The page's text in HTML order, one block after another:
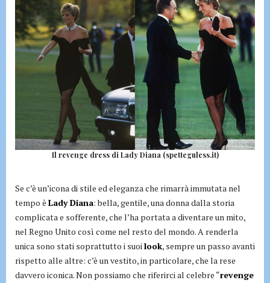
Il revenge dress di Lady Diana (spetteguless.it)
Se c’è un’icona di stile ed eleganza che rimarrà immutata nel
tempo è Lady Diana: bella, gentile, una donna dalla storia
complicata e sofferente, che l’ha portata a diventare un mito,
nel Regno Unito così come nel resto del mondo. A renderla
unica sono stati soprattutto i suoilook, sempre un passo avanti
rispetto alle altre: c’è un vestito, in particolare, che la rese
davvero iconica. Non possiamo che riferirci al celebre “revenge